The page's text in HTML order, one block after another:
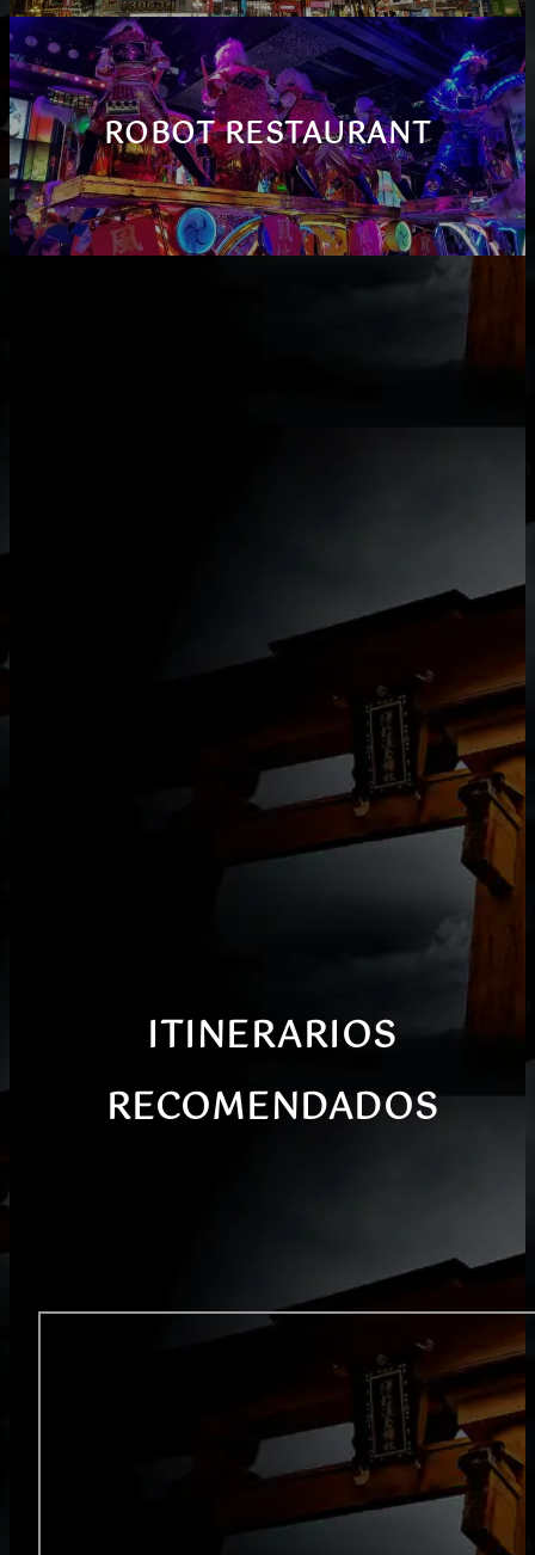
ROBOT RESTAURANT
ITINERARIOS
RECOMENDADOS